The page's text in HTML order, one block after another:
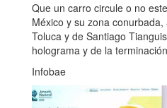
Que un carro circule o no
México y su zona
Toluca y de Santiago
holograma y de la
Infobae